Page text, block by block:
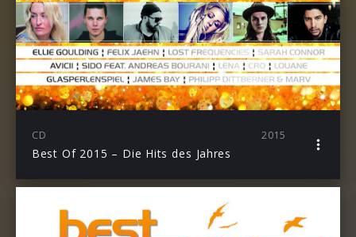
CD 2015
Best Of 2015 – Die Hits des Jahres